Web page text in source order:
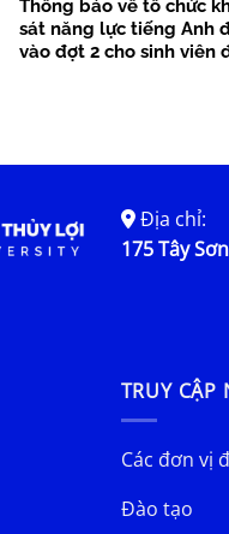
Thông báo về tổ chức
sát năng lực tiếng Anh
vào đợt 2 cho sinh viên
Địa chỉ:
175 Tây
TRUY CẬP
Các đơn vị
Đào tạo